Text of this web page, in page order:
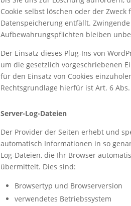
Cookie selbst löschen oder der Zweck
Datenspeicherung entfällt.
Aufbewahrungspflichten bleiben
Der Einsatz dieses Plug-Ins von
um die gesetzlich vorgeschriebenen
für den Einsatz von Cookies
Rechtsgrundlage hierfür ist Art. 6 Abs.
Server-Log-Dateien
Der Provider der Seiten erhebt und
automatisch Informationen in so
Log-Dateien, die Ihr Browser
übermittelt. Dies sind:
Browsertyp und Browserversion
verwendetes Betriebssystem